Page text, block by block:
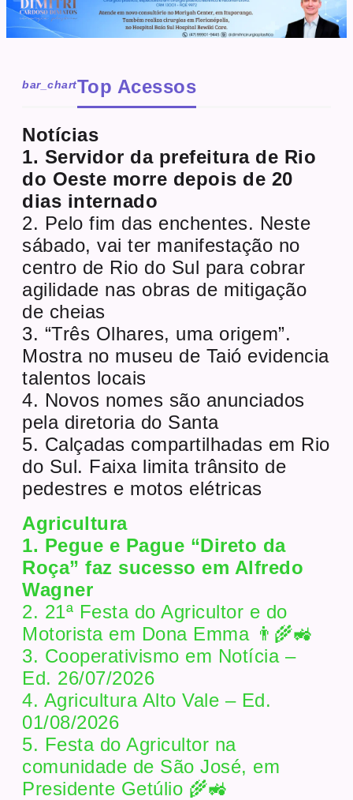
bar_chartTop Acessos
Notícias
1. Servidor da prefeitura de Rio
do Oeste morre depois de 20
dias internado
2. Pelo fim das enchentes. Neste
sábado, vai ter manifestação no
centro de Rio do Sul para cobrar
agilidade nas obras de mitigação
de cheias
3. “Três Olhares, uma origem”.
Mostra no museu de Taió evidencia
talentos locais
4. Novos nomes são anunciados
pela diretoria do Santa
5. Calçadas compartilhadas em Rio
do Sul. Faixa limita trânsito de
pedestres e motos elétricas
Agricultura
1. Pegue e Pague “Direto da
Roça” faz sucesso em Alfredo
Wagner
2. 21ª Festa do Agricultor e do
Motorista em Dona Emma 👨‍🌾🚜
3. Cooperativismo em Notícia –
Ed. 26/07/2026
4. Agricultura Alto Vale – Ed.
01/08/2026
5. Festa do Agricultor na
comunidade de São José, em
Presidente Getúlio 🌾🚜